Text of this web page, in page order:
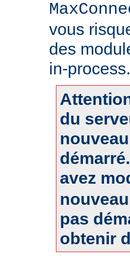
vous
des
in-process.
du
avez
pas
obtenir